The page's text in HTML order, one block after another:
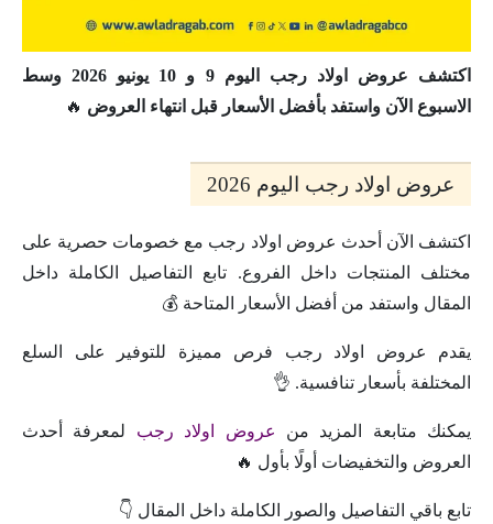
اكتشف عروض اولاد رجب اليوم 9 و 10 يونيو 2026 وسط
الاسبوع الآن واستفد بأفضل الأسعار قبل انتهاء العروض 🔥
عروض اولاد رجب اليوم 2026
اكتشف الآن أحدث عروض اولاد رجب مع خصومات حصرية على
مختلف المنتجات داخل الفروع. تابع التفاصيل الكاملة داخل
المقال واستفد من أفضل الأسعار المتاحة 💰
يقدم عروض اولاد رجب فرص مميزة للتوفير على السلع
المختلفة بأسعار تنافسية. 👌
يمكنك متابعة المزيد من عروض اولاد رجب لمعرفة أحدث
العروض والتخفيضات أولًا بأول 🔥
تابع باقي التفاصيل والصور الكاملة داخل المقال 👇